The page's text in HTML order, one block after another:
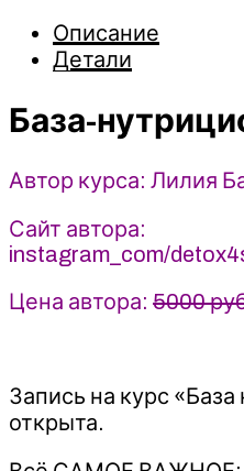
Лилия
(2021)
detox4sisters
Описание
Детали
База-
Автор курса: Лилия
Сайт автора:
instagram_com/
Цена автора: 5000
Запись на курс
открыта.